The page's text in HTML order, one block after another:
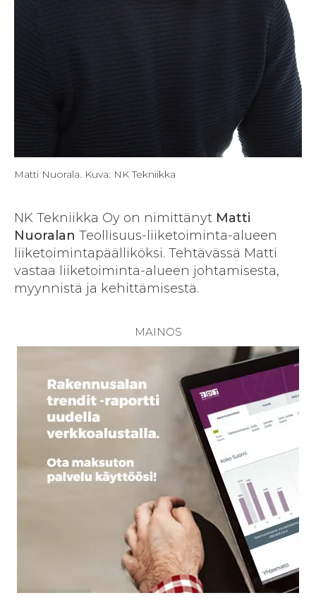
Matti Nuorala. Kuva: NK Tekniikka
NK Tekniikka Oy on nimittänyt Matti
Nuoralan Teollisuus-liiketoiminta-alueen
liiketoimintapäälliköksi. Tehtävässä Matti
vastaa liiketoiminta-alueen johtamisesta,
myynnistä ja kehittämisestä.